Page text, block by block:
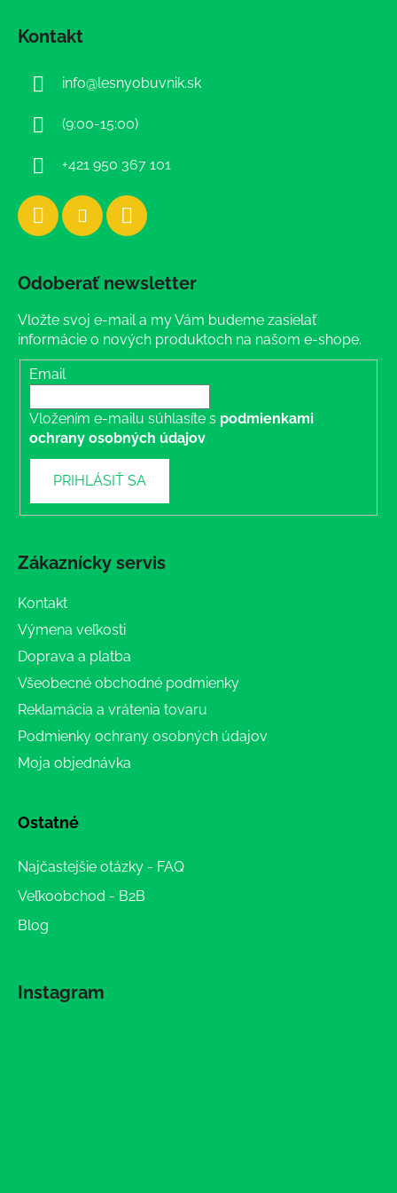
Kontakt
info@lesnyobuvnik.sk
(9:00-15:00)
+421 950 367 101
Odoberať newsletter
Vložte svoj e-mail a my Vám budeme zasielať
informácie o nových produktoch na našom e-shope.
Email
Vložením e-mailu súhlasíte s podmienkami
ochrany osobných údajov
PRIHLÁSIŤ SA
Zákaznícky servis
Kontakt
Výmena veľkosti
Doprava a platba
Všeobecné obchodné podmienky
Reklamácia a vrátenia tovaru
Podmienky ochrany osobných údajov
Moja objednávka
Ostatné
Najčastejšie otázky - FAQ
Veľkoobchod - B2B
Blog
Instagram